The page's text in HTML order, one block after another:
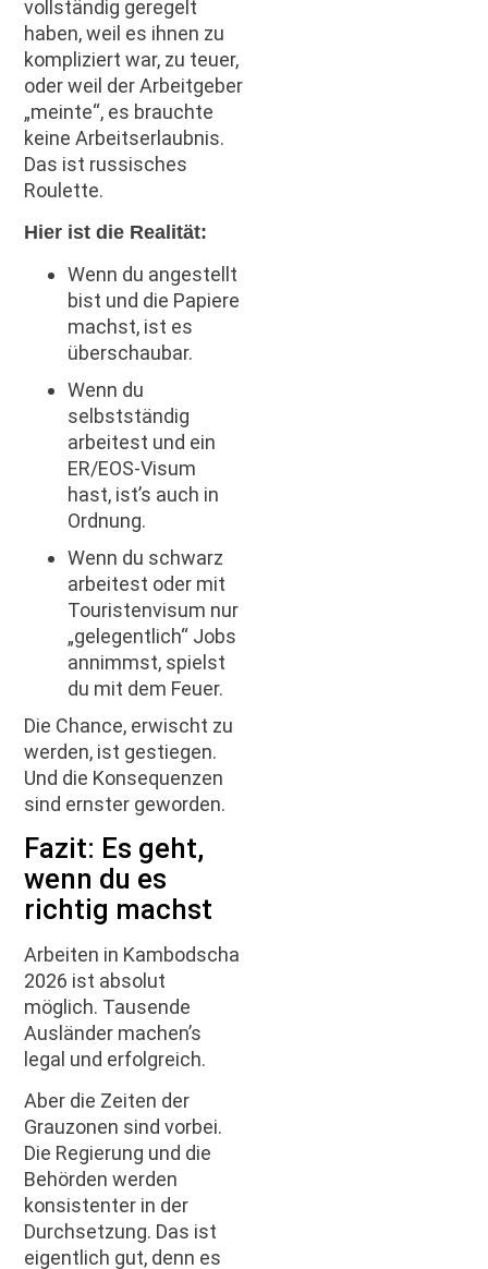
vollständig geregelt
haben, weil es ihnen zu
kompliziert war, zu teuer,
oder weil der Arbeitgeber
„meinte“, es brauchte
keine Arbeitserlaubnis.
Das ist russisches
Roulette.
Hier ist die Realität:
Wenn du angestellt
bist und die Papiere
machst, ist es
überschaubar.
Wenn du
selbstständig
arbeitest und ein
ER/EOS-Visum
hast, ist’s auch in
Ordnung.
Wenn du schwarz
arbeitest oder mit
Touristenvisum nur
„gelegentlich“ Jobs
annimmst, spielst
du mit dem Feuer.
Die Chance, erwischt zu
werden, ist gestiegen.
Und die Konsequenzen
sind ernster geworden.
Fazit: Es geht,
wenn du es
richtig machst
Arbeiten in Kambodscha
2026 ist absolut
möglich. Tausende
Ausländer machen’s
legal und erfolgreich.
Aber die Zeiten der
Grauzonen sind vorbei.
Die Regierung und die
Behörden werden
konsistenter in der
Durchsetzung. Das ist
eigentlich gut, denn es